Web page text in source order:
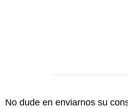
No dude en enviarnos su